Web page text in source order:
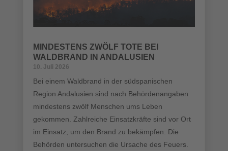
MINDESTENS ZWÖLF TOTE BEI
WALDBRAND IN ANDALUSIEN
10. Juli 2026
Bei einem Waldbrand in der südspanischen
Region Andalusien sind nach Behördenangaben
mindestens zwölf Menschen ums Leben
gekommen. Zahlreiche Einsatzkräfte sind vor Ort
im Einsatz, um den Brand zu bekämpfen. Die
Behörden untersuchen die Ursache des Feuers.